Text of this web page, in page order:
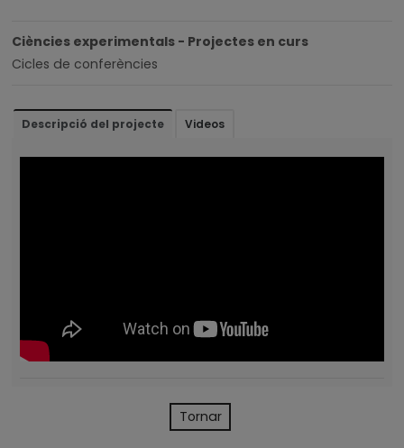
Ciències experimentals - Projectes en curs
Cicles de conferències
Descripció del projecte Videos
Tornar